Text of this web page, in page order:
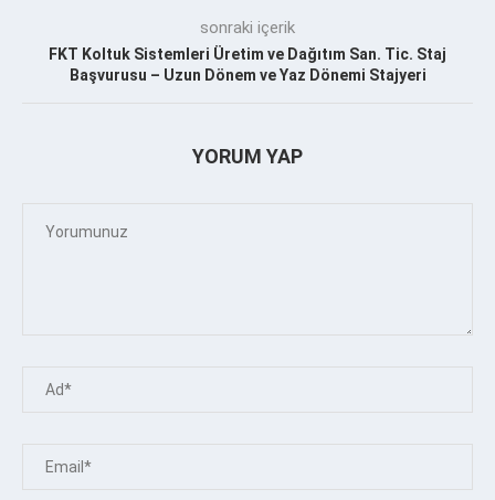
sonraki içerik
FKT Koltuk Sistemleri Üretim ve Dağıtım San. Tic. Staj
Başvurusu – Uzun Dönem ve Yaz Dönemi Stajyeri
YORUM YAP